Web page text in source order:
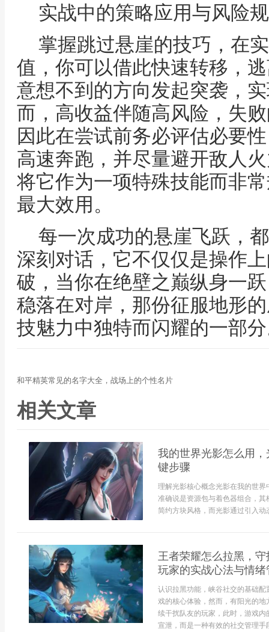
实战中的策略应用与风险
掌握跳过悬崖的技巧，在
值，你可以借此快速转移，
意想不到的方向发起突袭，
而，高收益伴随高风险，失
因此在尝试前务必评估必要
高速奔跑，并尽量避开敌人
将它作为一项特殊技能而非
最大效用。
每一次成功的悬崖飞跃，
深刻对话，它不仅仅是操作
破，当你在绝壁之巅纵身一
稳落在对岸，那份征服地形
技魅力中独特而闪耀的一部
和平精英常见的名字大全，战场上的个性名片
相关文章
我的世界光影怎么用
键步骤
理解光影核心概念光影在我的世
准确说是资源包与着色器组合，
简约方块风格，而光影通过引入
王者荣耀怎么拉黑，
玩家的实战心法与情绪
认识拉黑功能，峡谷社交的基础
戏的核心体验，然而，有阳光的
续干扰队友的玩家，此时，游戏
宣泄，而是一种有效的社交管理